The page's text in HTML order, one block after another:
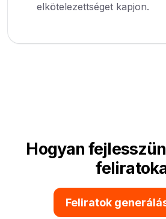
elkötelezettséget kapjon.
Hogyan
Feliratok